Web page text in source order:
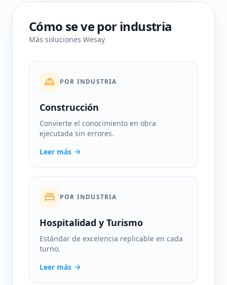
Cómo se ve por industria
Más soluciones Wesay
POR INDUSTRIA
Construcción
Convierte el conocimiento en obra
ejecutada sin errores.
Leer más
POR INDUSTRIA
Hospitalidad y Turismo
Estándar de excelencia replicable en cada
turno.
Leer más